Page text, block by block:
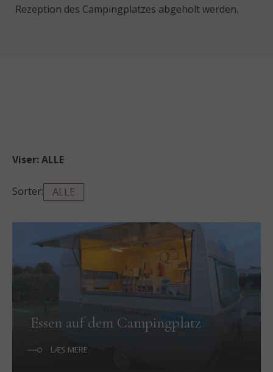
Rezeption des Campingplatzes abgeholt werden.
Viser:ALLE
Sorter: ALLE
Essen auf dem Campingplatz
LÆS MERE